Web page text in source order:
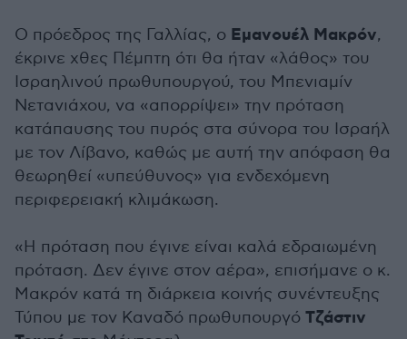
Ο πρόεδρος της Γαλλίας, ο Εμανουέλ Μακρόν,
έκρινε χθες Πέμπτη ότι θα ήταν «λάθος» του
Ισραηλινού πρωθυπουργού, του Μπενιαμίν
Νετανιάχου, να «απορρίψει» την πρόταση
κατάπαυσης του πυρός στα σύνορα του Ισραήλ
με τον Λίβανο, καθώς με αυτή την απόφαση θα
θεωρηθεί «υπεύθυνος» για ενδεχόμενη
περιφερειακή κλιμάκωση.
«Η πρόταση που έγινε είναι καλά εδραιωμένη
πρόταση. Δεν έγινε στον αέρα», επισήμανε ο κ.
Μακρόν κατά τη διάρκεια κοινής συνέντευξης
Τύπου με τον Καναδό πρωθυπουργό Τζάστιν